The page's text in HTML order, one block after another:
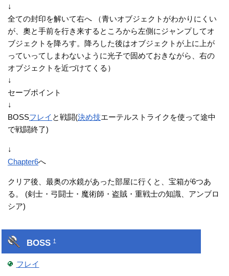
↓
全ての封印を解いて右へ （青いオブジェクトがわかりにくい
が、奧と手前を行き来するところから左側にジャンプしてオ
ブジェクトを降ろす。降ろした後はオブジェクトが上に上が
っていってしまわないように光子で固めておきながら、右の
オブジェクトを近づけてくる）
↓
セーブポイント
↓
BOSSフレイ と戦闘(決め技エーテルストライクを使って途中
で戦闘終了)
↓
Chapter6へ
クリア後、最奥の水鏡があった部屋に行くと、宝箱が6つあ
る。 (剣士・弓闘士・魔術師・盗賊・重戦士の知識、アンブロ
シア)
BOSS†
フレイ